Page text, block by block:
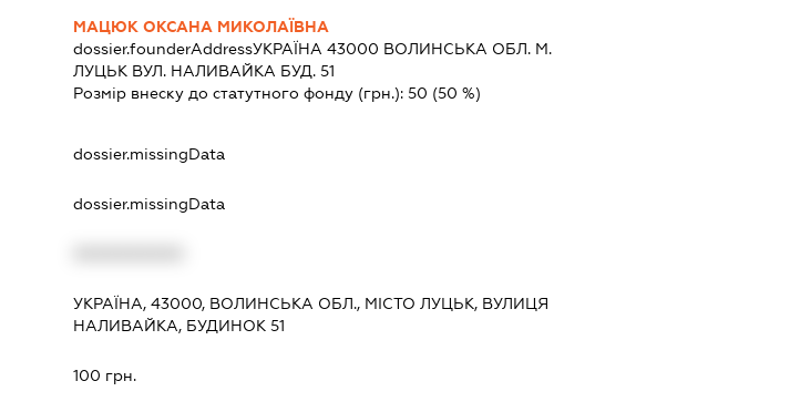
МАЦЮК ОКСАНА МИКОЛАЇВНА
dossier.founderAddressУКРАЇНА 43000 ВОЛИНСЬКА ОБЛ. М.
ЛУЦЬК ВУЛ. НАЛИВАЙКА БУД. 51
Розмір внеску до статутного фонду (грн.):50 (50 %)
dossier.missingData
dossier.missingData
УКРАЇНА, 43000, ВОЛИНСЬКА ОБЛ., МІСТО ЛУЦЬК, ВУЛИЦЯ
НАЛИВАЙКА, БУДИНОК 51
100 грн.